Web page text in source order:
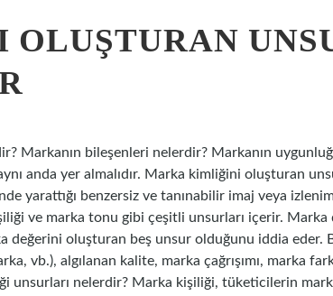
OLUŞTURAN
Markanın bileşenleri nelerdir? Markanın
anda yer almalıdır. Marka kimliğini oluşturan
yarattığı benzersiz ve tanınabilir imaj veya
ve marka tonu gibi çeşitli unsurları içerir. Marka
değerini oluşturan beş unsur olduğunu iddia eder.
vb.), algılanan kalite, marka çağrışımı, marka
unsurları nelerdir? Marka kişiliği, tüketicilerin